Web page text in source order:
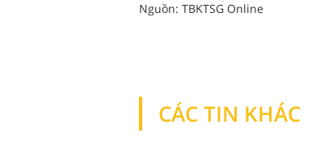
Nguồn: TBKTSG Online
CÁC TIN KHÁC